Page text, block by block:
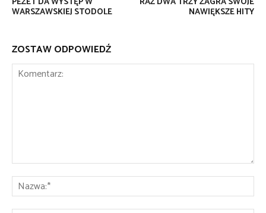
WARSZAWSKIEJ STODOLE NAWIĘKSZE HITY
ZOSTAW ODPOWIEDŹ